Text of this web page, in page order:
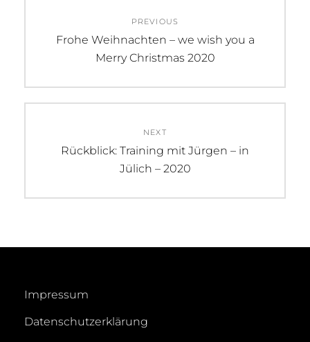
PREVIOUS
Previous
Frohe Weihnachten – we wish you a
Merry Christmas 2020
NEXT
Next
Rückblick: Training mit Jürgen – in
Jülich – 2020
Impressum
Datenschutzerklärung